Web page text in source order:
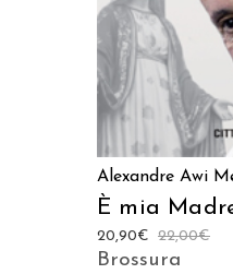
Alexandre Awi
È mia
22,00€
20,90€
Brossura